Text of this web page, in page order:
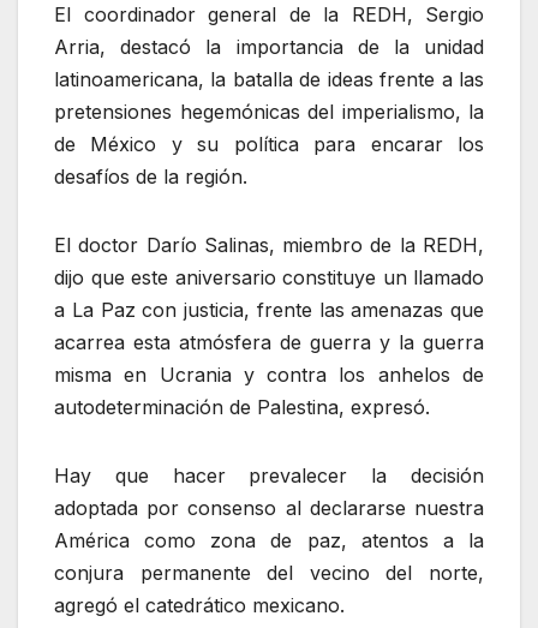
El coordinador general de la REDH, Sergio
Arria, destacó la importancia de la unidad
latinoamericana, la batalla de ideas frente a las
pretensiones hegemónicas del imperialismo, la
de México y su política para encarar los
desafíos de la región.
El doctor Darío Salinas, miembro de la REDH,
dijo que este aniversario constituye un llamado
a La Paz con justicia, frente las amenazas que
acarrea esta atmósfera de guerra y la guerra
misma en Ucrania y contra los anhelos de
autodeterminación de Palestina, expresó.
Hay que hacer prevalecer la decisión
adoptada por consenso al declararse nuestra
América como zona de paz, atentos a la
conjura permanente del vecino del norte,
agregó el catedrático mexicano.